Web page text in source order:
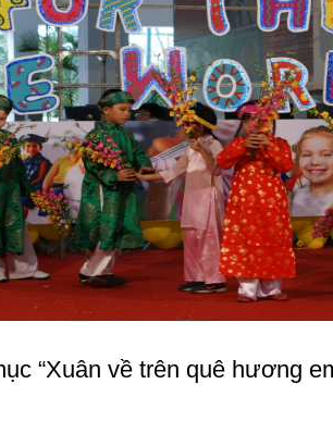
“Xuân về trên quê hương